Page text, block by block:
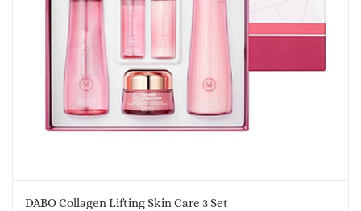
DABO Collagen Lifting Skin Care 3 Set